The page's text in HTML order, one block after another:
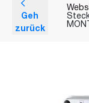
Geh
zurück